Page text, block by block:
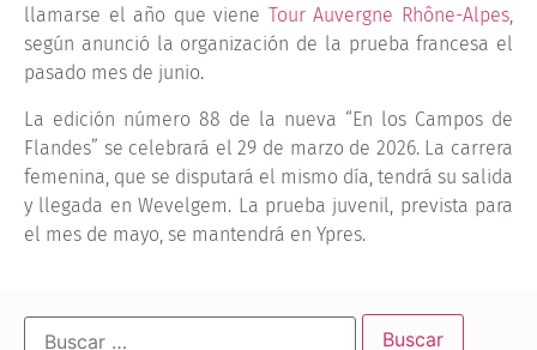
llamarse el año que viene Tour Auvergne Rhône-Alpes,
según anunció la organización de la prueba francesa el
pasado mes de junio.
La edición número 88 de la nueva “En los Campos de
Flandes” se celebrará el 29 de marzo de 2026. La carrera
femenina, que se disputará el mismo día, tendrá su salida
y llegada en Wevelgem. La prueba juvenil, prevista para
el mes de mayo, se mantendrá en Ypres.